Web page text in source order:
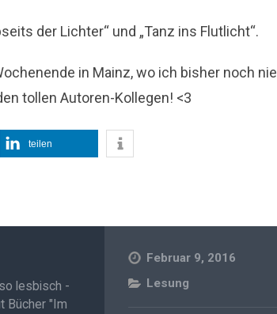
der Lichter“ und „Tanz ins Flutlicht“.
in Mainz, wo ich bisher noch nie
tollen Autoren-Kollegen! <3
teilen
lesbisch -
Bücher "Im
Februar 9, 2016
Lesung